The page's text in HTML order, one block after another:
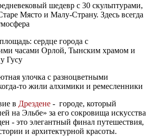
шедевр с 30 скульптурами,
Място и Малу-Страну. Здесь всегда
сердце города с
часами Орлой, Тынским храмом и
Гусу
улочка с разноцветными
то жили алхимики и ремесленники
в Дрездене - городе, который
на Эльбе» за его сокровища искусства
- это элегантный финал путешествия,
и архитектурной красоты.